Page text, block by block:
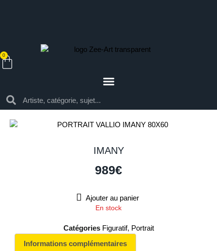
0
IMANY
989€
Ajouter au panier
En stock
Catégories Figuratif, Portrait
Informations complémentaires